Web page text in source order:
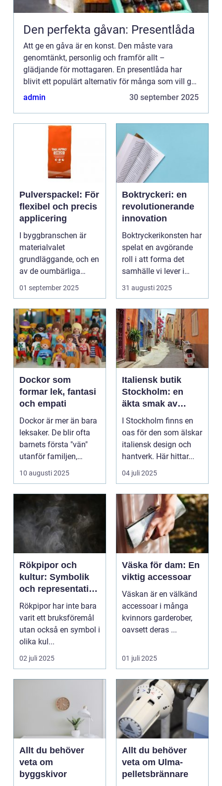
Den perfekta gåvan: Presentlåda
Att ge en gåva är en konst. Den måste vara
genomtänkt, personlig och framför allt –
glädjande för mottagaren. En presentlåda har
blivit ett populärt alternativ för många som vill ge
en ...
admin 30 september 2025
Pulverspackel: För
flexibel och precis
applicering
I byggbranschen är
materialvalet
grundläggande, och en
av de oumbärliga
komponenterna...
01 september 2025
Boktryckeri: en
revolutionerande
innovation
Boktryckerikonsten har
spelat en avgörande
roll i att forma det
samhälle vi lever i
idag. ...
31 augusti 2025
Dockor som
formar lek, fantasi
och empati
Dockor är mer än bara
leksaker. De blir ofta
barnets första "vän"
utanför familjen,
någon att ta han...
10 augusti 2025
Italiensk butik
Stockholm: en
äkta smak av
italien i hjärtat av
sverige
I Stockholm finns en
oas för den som älskar
italiensk design och
hantverk. Här hittar...
04 juli 2025
Rökpipor och
kultur: Symbolik
och representation
i historia och
medier
Rökpipor har inte bara
varit ett bruksföremål
utan också en symbol i
olika kul...
02 juli 2025
Väska för dam: En
viktig accessoar
Väskan är en välkänd
accessoar i många
kvinnors garderober,
oavsett deras ...
01 juli 2025
Allt du behöver
veta om
byggskivor
Allt du behöver
veta om Ulma-
pelletsbrännare